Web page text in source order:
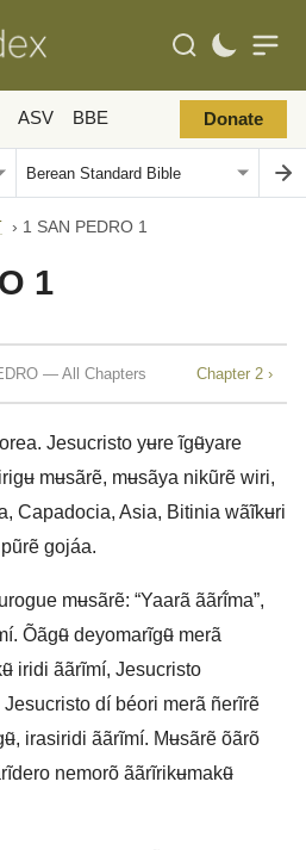
ASV BBE Donate
› 1 SAN PEDRO 1
1
— All Chapters Chapter 2 ›
Jesucristo yʉre ĩgʉ̃yare
mʉsãrẽ, mʉsãya nikũrẽ wiri,
Capadocia, Asia, Bitinia wãĩkʉri
gojáa.
mʉsãrẽ: “Yaarã ããrĩ́ma”,
Õãgʉ̃ deyomarĩgʉ̃ merã
iridi ããrĩmí, Jesucristo
dí béori merã ñerĩrẽ
irasiridi ããrĩmí. Mʉsãrẽ õãrõ
nemorõ ããrĩrikʉmakʉ̃